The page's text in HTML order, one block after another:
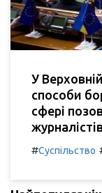
У
способи
сфері
#Суспільство